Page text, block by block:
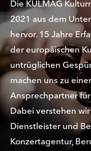
Die KULMAG
2021 aus dem
hervor. 15 Jahre
der europäischen
untrüglichen
machen uns zu
Ansprechpartner
Dabei verstehen
Dienstleister und
Konzertagentur,